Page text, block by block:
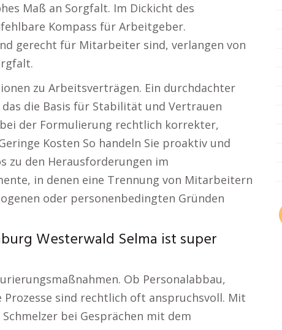
Maß an Sorgfalt. Im Dickicht des
Kompass für Arbeitgeber.
gerecht für Mitarbeiter sind, verlangen von
zu Arbeitsverträgen. Ein durchdachter
die Basis für Stabilität und Vertrauen
der Formulierung rechtlich korrekter,
Kosten So handeln Sie proaktiv und
zu den Herausforderungen im
in denen eine Trennung von Mitarbeitern
oder personenbedingten Gründen
Westerwald Selma ist super
Ob Personalabbau,
sind rechtlich oft anspruchsvoll. Mit
bei Gesprächen mit dem